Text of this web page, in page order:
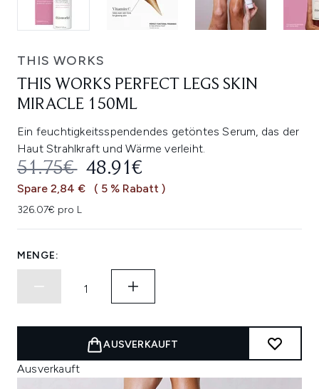
THIS WORKS
THIS WORKS PERFECT LEGS SKIN
MIRACLE 150ML
Ein feuchtigkeitsspendendes getöntes Serum, das der
Haut Strahlkraft und Wärme verleiht.
UNVERBINDLICHE
51.75€ AKTUELLER PREIS:
48.91€
Spare 2,84 € ( 5 % Rabatt )
326.07€ pro L
MENGE:
AUSVERKAUFT
Ausverkauft